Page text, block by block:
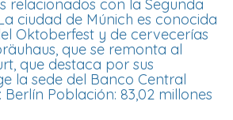
relacionados con la Segunda
ciudad de Múnich es conocida
Oktoberfest y de cervecerías
que se remonta al
que destaca por sus
la sede del Banco Central
Berlín Población: 83,02 millones